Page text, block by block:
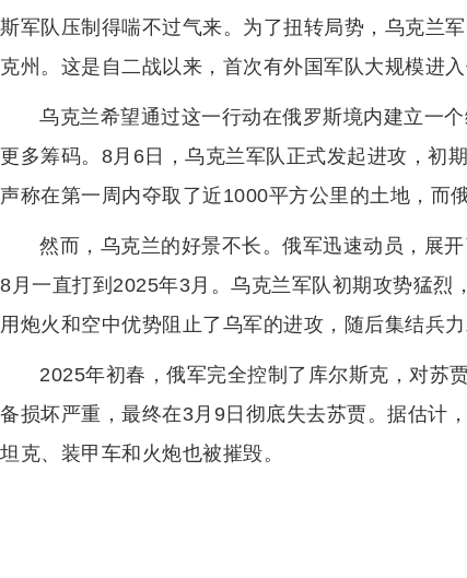
斯军队压制得喘不过气来。为了扭转局势，乌克兰
克州。这是自二战以来，首次有外国军队大规模进入
乌克兰希望通过这一行动在俄罗斯境内建立一
更多筹码。8月6日，乌克兰军队正式发起进攻，初
声称在第一周内夺取了近1000平方公里的土地，而
然而，乌克兰的好景不长。俄军迅速动员，展
8月一直打到2025年3月。乌克兰军队初期攻势猛烈
用炮火和空中优势阻止了乌军的进攻，随后集结兵力
2025年初春，俄军完全控制了库尔斯克，对苏
备损坏严重，最终在3月9日彻底失去苏贾。据估计
坦克、装甲车和火炮也被摧毁。